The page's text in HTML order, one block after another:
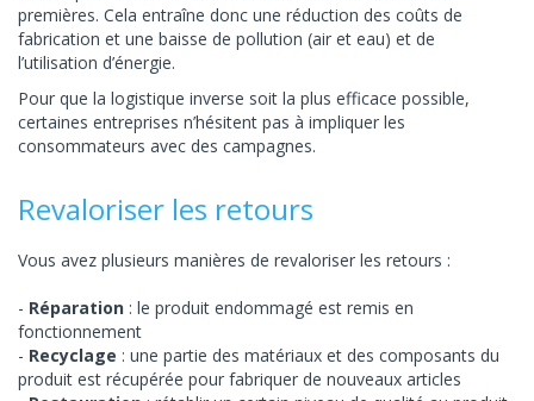
premières. Cela entraîne donc une réduction des coûts de
fabrication et une baisse de pollution (air et eau) et de
l’utilisation d’énergie.
Pour que la logistique inverse soit la plus efficace possible,
certaines entreprises n’hésitent pas à impliquer les
consommateurs avec des campagnes.
Revaloriser les retours
Vous avez plusieurs manières de revaloriser les retours :
Réparation : le produit endommagé est remis en
fonctionnement
Recyclage : une partie des matériaux et des composants du
produit est récupérée pour fabriquer de nouveaux articles